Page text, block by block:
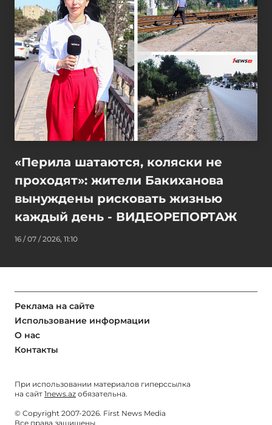
«Перила шатаются, коляски не
проходят»: жители Бакиханова
вынуждены рисковать жизнью
каждый день - ВИДЕОРЕПОРТАЖ
16 / 07 / 2026, 11:10
Реклама на сайте
Использование информации
О нас
Контакты
При использовании материалов гиперссылка
на сайт 1news.az обязательна.
© Copyright 2007-2026. First News Media
Все права защищены